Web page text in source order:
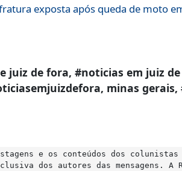
exposta após queda de moto
juiz de fora, #noticias em juiz
minas gerais,
e os conteúdos dos
dos autores das mensagens.